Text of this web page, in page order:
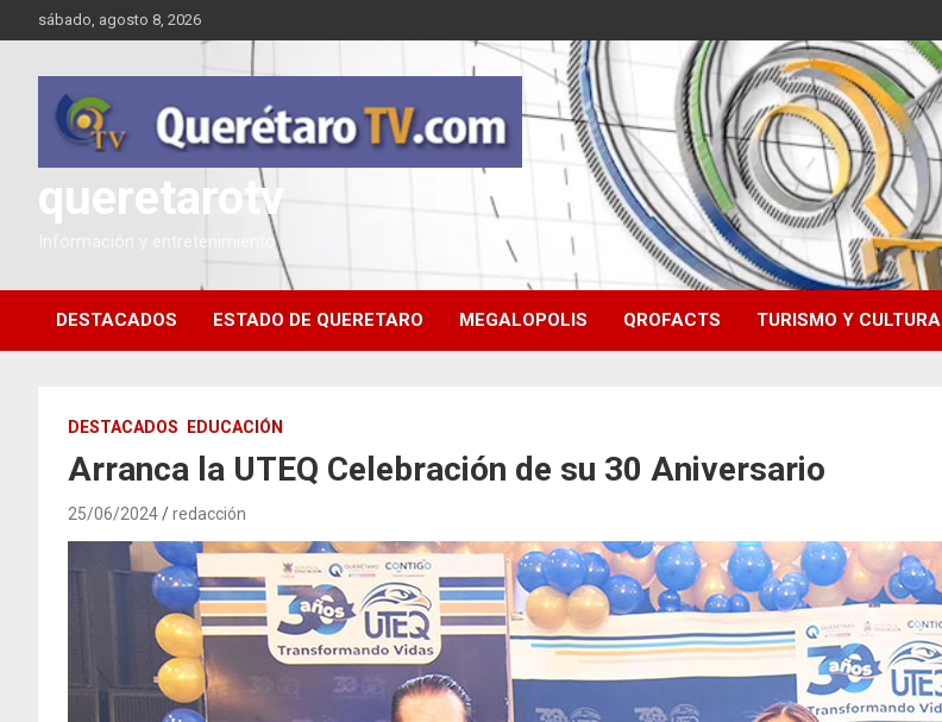
al
sábado, agosto 8, 2026
queretarotv
Información y entretenimiento
DESTACADOS ESTADO DE QUERETARO MEGALOPOLIS QROFACTS TURISMO Y CULTURA
DESTACADOS EDUCACIÓN
Arranca la UTEQ Celebración de su 30 Aniversario
25/06/2024 redacción